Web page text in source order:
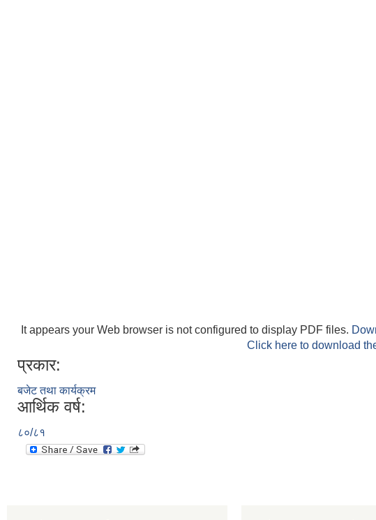
It appears your Web browser is not configured to display PDF files.
Click here to download
प्रकार:
बजेट तथा कार्यक्रम
आर्थिक वर्ष:
८०/८१